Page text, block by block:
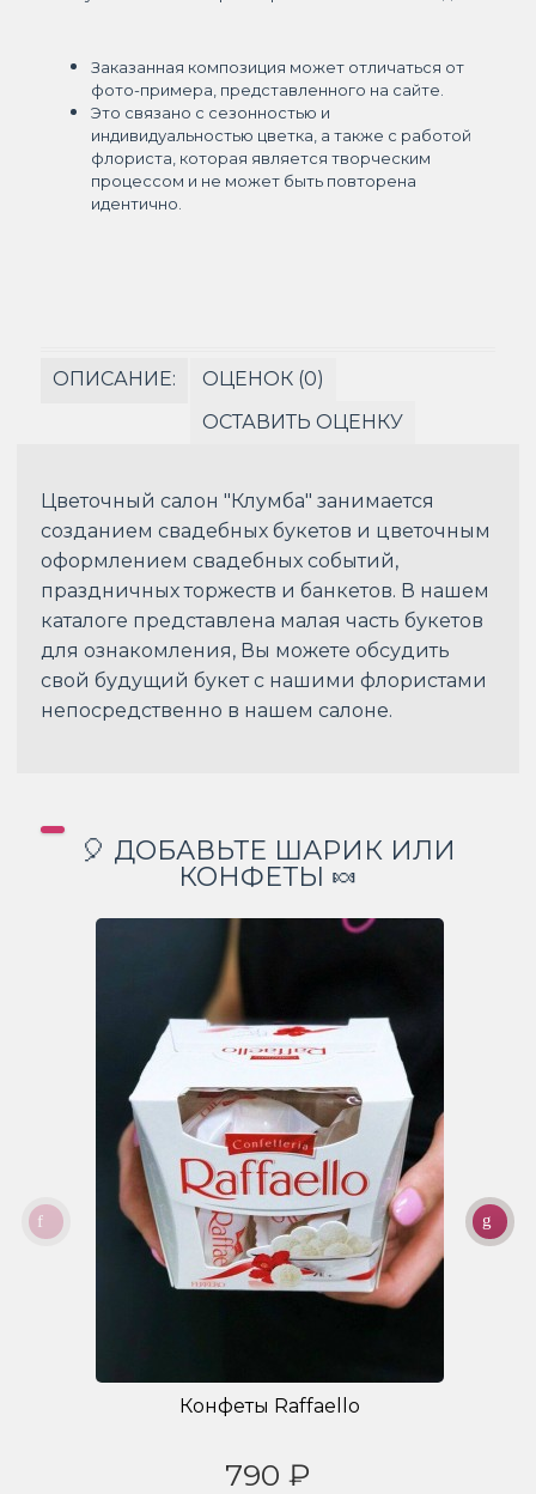
Заказанная композиция может отличаться от
фото-примера, представленного на сайте.
Это связано с сезонностью и
индивидуальностью цветка, а также с работой
флориста, которая является творческим
процессом и не может быть повторена
идентично.
ОПИСАНИЕ:
ОЦЕНОК (0)
ОСТАВИТЬ ОЦЕНКУ
Цветочный салон "Клумба" занимается
созданием свадебных букетов и цветочным
оформлением свадебных событий,
праздничных торжеств и банкетов. В нашем
каталоге представлена малая часть букетов
для ознакомления, Вы можете обсудить
свой будущий букет с нашими флористами
непосредственно в нашем салоне.
🎈 ДОБАВЬТЕ ШАРИК ИЛИ
КОНФЕТЫ 🍬
Конфеты Raffaello
790 ₽